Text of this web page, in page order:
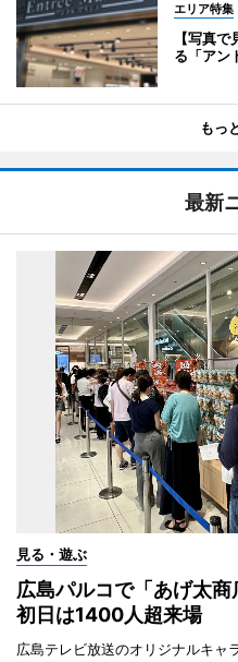
エリア特集
【写真
る「アン
もっ
最新
見る・遊ぶ
広島パルコで「あげ太
初日は1400人超来場
広島テレビ放送のオリジナルキャ